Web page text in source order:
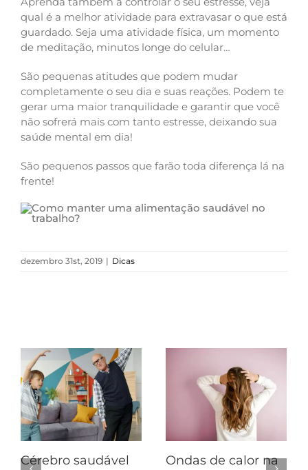
qual é a melhor atividade para extravasar o que está
guardado. Seja uma atividade física, um momento
de meditação, minutos longe do celular…
São pequenas atitudes que podem mudar
completamente o seu dia e suas reações. Podem te
gerar uma maior tranquilidade e garantir que você
não sofrerá mais com tanto estresse, deixando sua
saúde mental em dia!
São pequenos passos que farão toda diferença lá na
frente!
dezembro 31st, 2019 | Dicas
Cérebro saudável
Ondas de calor na